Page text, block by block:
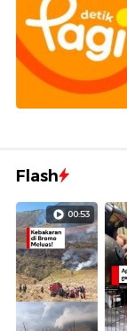
Flash
00:53